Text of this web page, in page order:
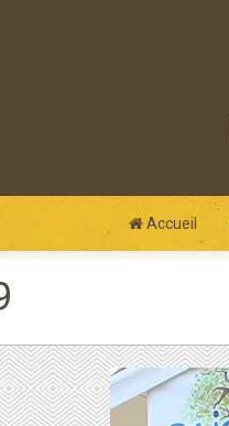
Accueil